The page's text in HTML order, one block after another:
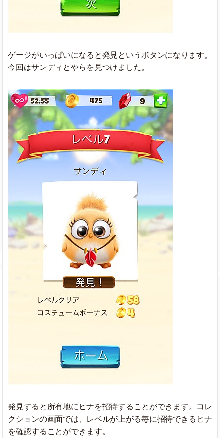
ゲージがいっぱいになると発見というボタンになります。
今回はサンディとやらを見つけました。
発見すると所有地にヒナを招待することができます。コレ
クションの画面では、レベルが上がる毎に招待できるヒナ
を確認することができます。